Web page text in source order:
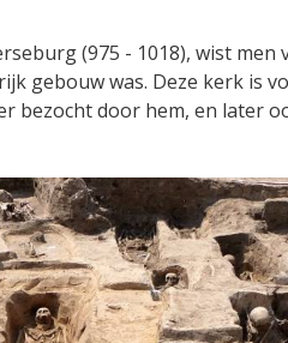
(975 - 1018), wist men
gebouw was. Deze kerk is
bezocht door hem, en later